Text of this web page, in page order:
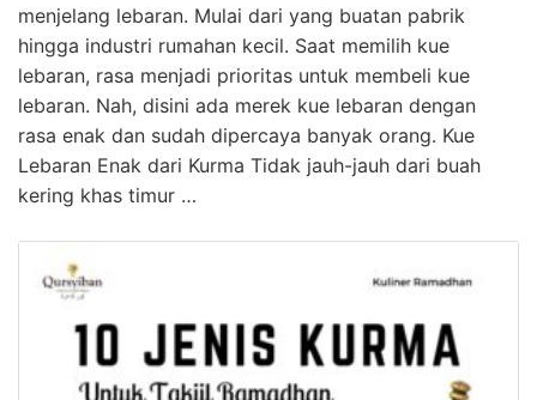
menjelang lebaran. Mulai dari yang buatan pabrik
hingga industri rumahan kecil. Saat memilih kue
lebaran, rasa menjadi prioritas untuk membeli kue
lebaran. Nah, disini ada merek kue lebaran dengan
rasa enak dan sudah dipercaya banyak orang. Kue
Lebaran Enak dari Kurma Tidak jauh-jauh dari buah
kering khas timur …